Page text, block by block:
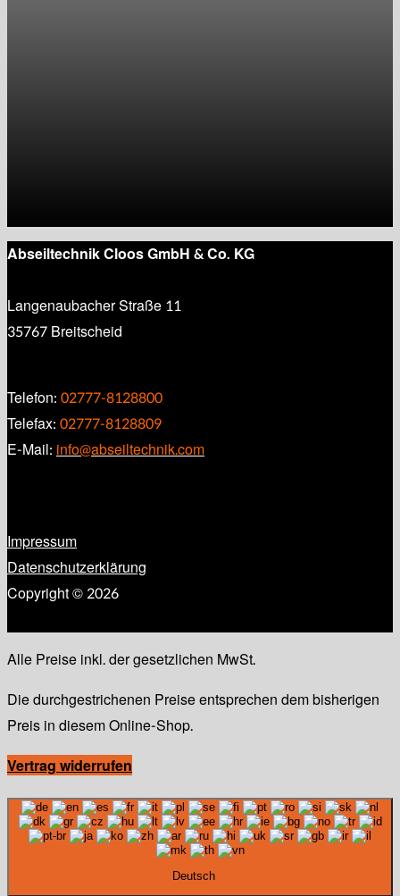
Abseiltechnik Cloos GmbH & Co. KG
Langenaubacher Straße 11
35767 Breitscheid
Telefon:02777-8128800
Telefax:02777-8128809
E-Mail:info@abseiltechnik.com
Impressum
Datenschutzerklärung
Copyright © 2026
Alle Preise inkl. der gesetzlichen MwSt.
Die durchgestrichenen Preise entsprechen dem bisherigen
Preis in diesem Online-Shop.
Vertrag widerrufen
Deutsch